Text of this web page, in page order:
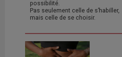
possibilité.
Pas seulement celle de s’habiller,
mais celle de se choisir.